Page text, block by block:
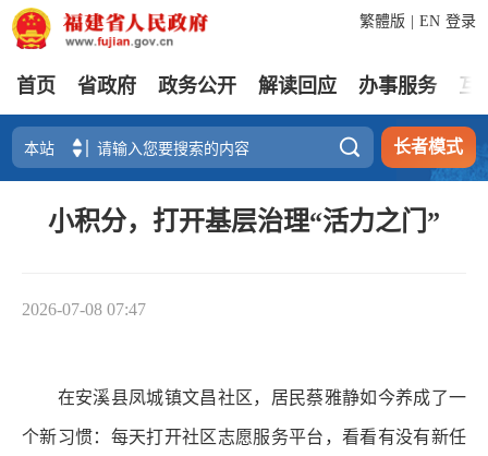
登录
繁體版 EN
首页 省政府 政务公开 解读回应 办事服务 互
 长者模式
小积分，打开基层治理“活力之门”
2026-07-08 07:47
在安溪县凤城镇文昌社区，居民蔡雅静如今养成了一
个新习惯：每天打开社区志愿服务平台，看看有没有新任